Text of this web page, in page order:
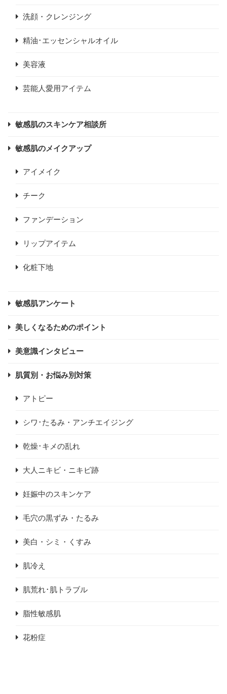
洗顔・クレンジング
精油･エッセンシャルオイル
美容液
芸能人愛用アイテム
敏感肌のスキンケア相談所
敏感肌のメイクアップ
アイメイク
チーク
ファンデーション
リップアイテム
化粧下地
敏感肌アンケート
美しくなるためのポイント
美意識インタビュー
肌質別・お悩み別対策
アトピー
シワ･たるみ・アンチエイジング
乾燥･キメの乱れ
大人ニキビ・ニキビ跡
妊娠中のスキンケア
毛穴の黒ずみ・たるみ
美白・シミ・くすみ
肌冷え
肌荒れ･肌トラブル
脂性敏感肌
花粉症